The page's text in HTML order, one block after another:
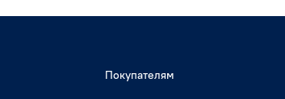
Покупателям